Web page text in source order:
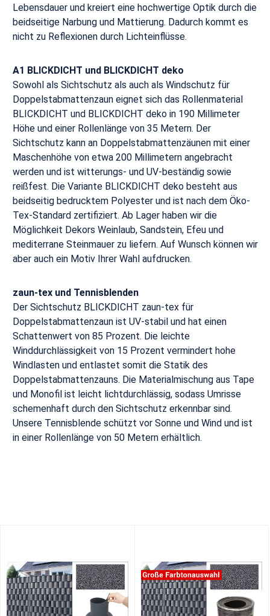
Lebensdauer und kreiert eine hochwertige Optik durch die
beidseitige Narbung und Mattierung. Dadurch kommt es
nicht zu Reflexionen durch Lichteinflüsse.
A1 BLICKDICHT und BLICKDICHT deko
Sowohl als Sichtschutz als auch als Windschutz für
Doppelstabmattenzaun eignet sich das Rollenmaterial
BLICKDICHT und BLICKDICHT deko in 190 Millimeter
Höhe und einer Rollenlänge von 35 Metern. Der
Sichtschutz kann an Doppelstabmattenzäunen mit einer
Maschenhöhe von etwa 200 Millimetern angebracht
werden und ist witterungs- und UV-beständig sowie
reißfest. Die Variante BLICKDICHT deko besteht aus
beidseitig bedrucktem Polyester und ist nach dem Öko-
Tex-Standard zertifiziert. Ab Lager haben wir die
Möglichkeit Dekors Weinlaub, Sandstein, Efeu und
mediterrane Steinmauer zu liefern. Auf Wunsch können wir
aber auch ein Motiv Ihrer Wahl aufdrucken.
zaun-tex und Tennisblenden
Der Sichtschutz BLICKDICHT zaun-tex für
Doppelstabmattenzaun ist UV-stabil und hat einen
Schattenwert von 85 Prozent. Die leichte
Winddurchlässigkeit von 15 Prozent vermindert hohe
Windlasten und entlastet somit die Statik des
Doppelstabmattenzauns. Die Materialmischung aus Tape
und Monofil ist leicht lichtdurchlässig, sodass Umrisse
schemenhaft durch den Sichtschutz erkennbar sind.
Unsere Tennisblende schützt vor Sonne und Wind und ist
in einer Rollenlänge von 50 Metern erhältlich.